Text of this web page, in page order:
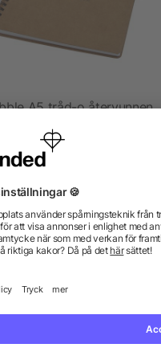
A5 tråd-o återvunnen
anteckningsbok med
mineralpapper
från 12,73 kr
Vi har svaren.